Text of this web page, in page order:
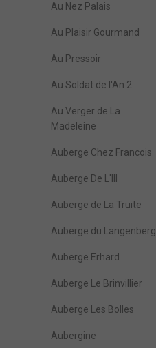
Au Nez Palais
Au Plaisir Gourmand
Au Pressoir
Au Soldat de l'An 2
Au Verger de La
Madeleine
Auberge Chez Francois
Auberge De L'Ill
Auberge de La Truite
Auberge du Langenberg
Auberge Erhard
Auberge Le Brinvillier
Auberge Les Bolles
Aubergine